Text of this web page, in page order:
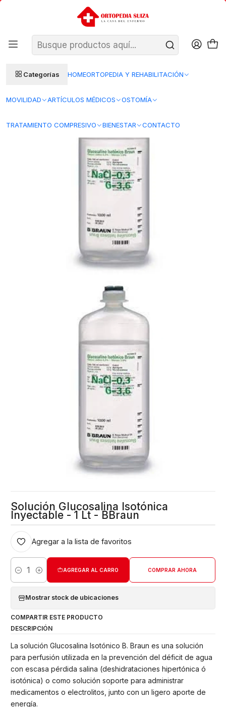
Categorías HOMEORTOPEDIA Y REHABILITACIÓN
MOVILIDAD ARTÍCULOS MÉDICOS OSTOMÍA
TRATAMIENTO COMPRESIVO BIENESTAR CONTACTO
SANTIAGO: ENTREGA AL DÍA HÁBIL SIGUIENTE (L–V)
REGIONES 48–72 HORAS HÁBILES
BBRAUN
Solución Glucosalina Isotónica Inyectable - 1 Lt - BBraun
Solución Glucosalina Isotónica
Inyectable - 1 Lt - BBraun
Agregar a la lista de favoritos
Cantidad
AGREGAR AL CARRO COMPRAR AHORA
Mostrar stock de ubicaciones
COMPARTIR ESTE PRODUCTO
DESCRIPCIÓN
La solución Glucosalina Isotónico B. Braun es una solución
para perfusión utilizada en la prevención del déficit de agua
con escasa pérdida salina (deshidrataciones hipertónica ó
isotónica) o como solución soporte para administrar
medicamentos o electrolitos, junto con un ligero aporte de
energía.